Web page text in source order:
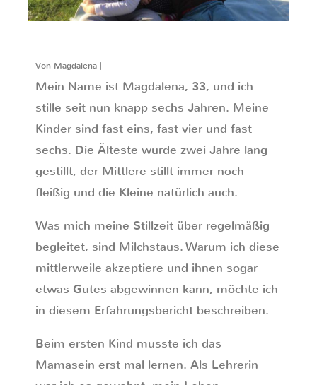
Von Magdalena |
Mein Name ist Magdalena, 33, und ich
stille seit nun knapp sechs Jahren. Meine
Kinder sind fast eins, fast vier und fast
sechs. Die Älteste wurde zwei Jahre lang
gestillt, der Mittlere stillt immer noch
fleißig und die Kleine natürlich auch.
Was mich meine Stillzeit über regelmäßig
begleitet, sind Milchstaus. Warum ich diese
mittlerweile akzeptiere und ihnen sogar
etwas Gutes abgewinnen kann, möchte ich
in diesem Erfahrungsbericht beschreiben.
Beim ersten Kind musste ich das
Mamasein erst mal lernen. Als Lehrerin